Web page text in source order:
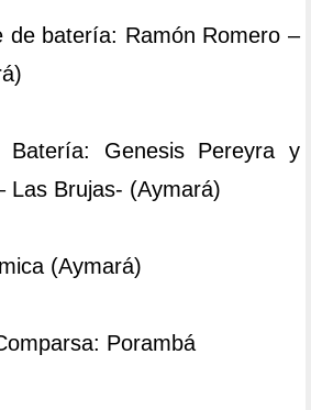
de batería: Ramón Romero –
Batería: Genesis Pereyra y
Las Brujas- (Aymará)
(Aymará)
Porambá